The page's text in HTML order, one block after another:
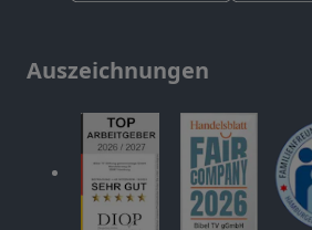
Auszeichnungen